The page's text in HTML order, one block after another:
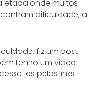
etapa onde muitos
dificuldade, a
fiz um post
tenho um vídeo
os pelos links